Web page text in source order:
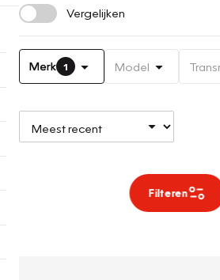
Vergelijken
Merk 1 Model
Filteren